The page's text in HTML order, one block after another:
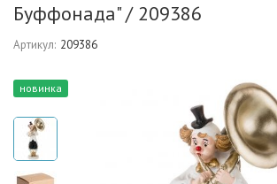
Буффонада" / 209386
Артикул: 209386
новинка